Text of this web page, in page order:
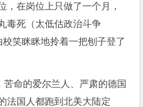
，在岗位上只做了一个月，
毒死（太低估政治斗争
笑眯眯地拎着一把刨子登了
命的爱尔兰人、严肃的德国
法国人都跑到北美大陆定